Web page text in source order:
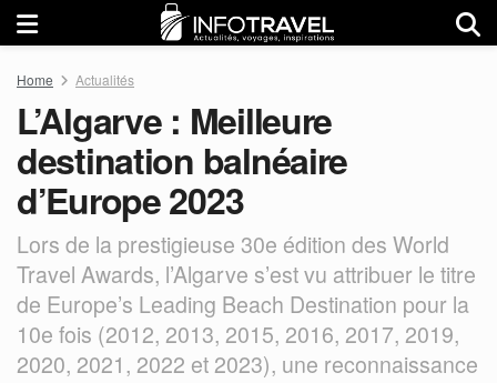
Home Actualités
L’Algarve : Meilleure
destination balnéaire
d’Europe 2023
Lors de la prestigieuse 30e édition des World
Travel Awards, l’Algarve s’est vu attribuer le titre
de Europe’s Leading Beach Destination pour la
10e fois (2012, 2013, 2015, 2016, 2017, 2019,
2020, 2021, 2022 et 2023), une reconnaissance